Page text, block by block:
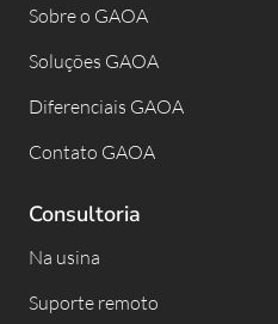
Sobre o GAOA
Soluções GAOA
Diferenciais GAOA
Contato GAOA
Consultoria
Na usina
Suporte remoto